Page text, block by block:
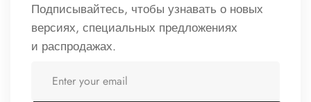
Подписывайтесь, чтобы узнавать о новых
версиях, специальных предложениях
и распродажах.